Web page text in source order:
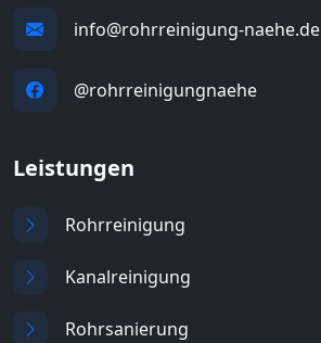
info@rohrreinigung-naehe.de
@rohrreinigungnaehe
Leistungen
Rohrreinigung
Kanalreinigung
Rohrsanierung